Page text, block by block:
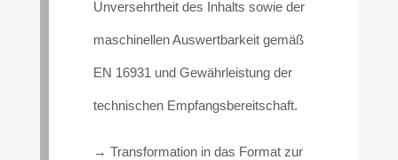
Unversehrtheit des Inhalts sowie der
maschinellen Auswertbarkeit gemäß
EN 16931 und Gewährleistung der
technischen Empfangsbereitschaft.
→ Transformation in das Format zur